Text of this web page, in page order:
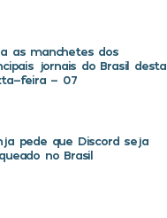
as manchetes dos
jornais do Brasil desta
feira – 07
pede que Discord seja
no Brasil